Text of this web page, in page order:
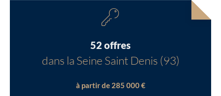
52 offres
dans la Seine Saint Denis (93)
à partir de 285 000 €